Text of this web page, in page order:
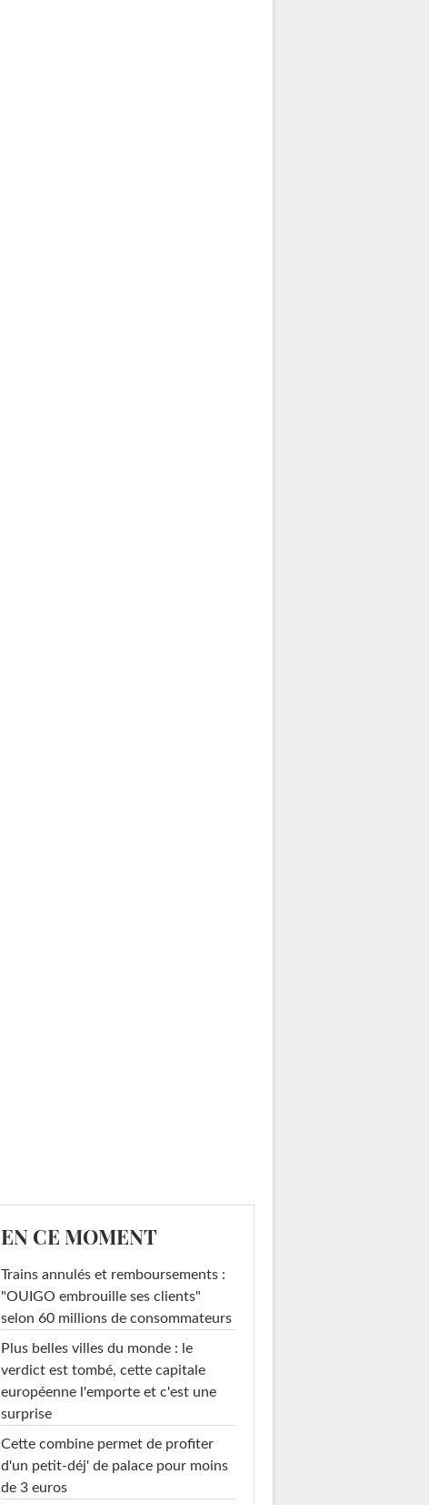
EN CE MOMENT
Trains annulés et remboursements :
"OUIGO embrouille ses clients"
selon 60 millions de consommateurs
Plus belles villes du monde : le
verdict est tombé, cette capitale
européenne l'emporte et c'est une
surprise
Cette combine permet de profiter
d'un petit-déj' de palace pour moins
de 3 euros